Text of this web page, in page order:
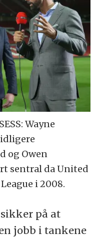
Wayne
og Owen
sentral da United
i 2008.
på at
jobb i tankene